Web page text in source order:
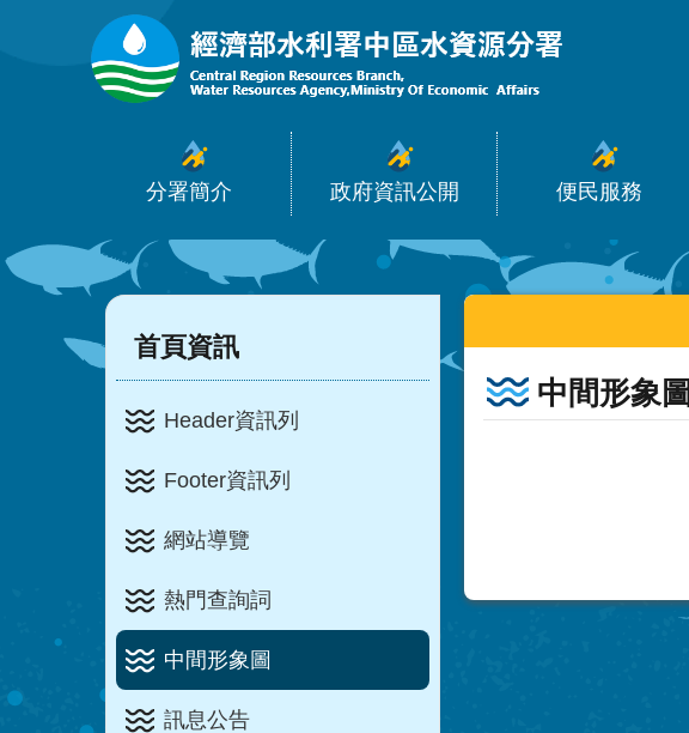
跳到主要內容區塊
分署簡介 政府資訊公開 便民服務
:::
首頁資訊
Header資訊列
Footer資訊列
網站導覽
熱門查詢詞
中間形象圖
訊息公告
:::
中間形象圖